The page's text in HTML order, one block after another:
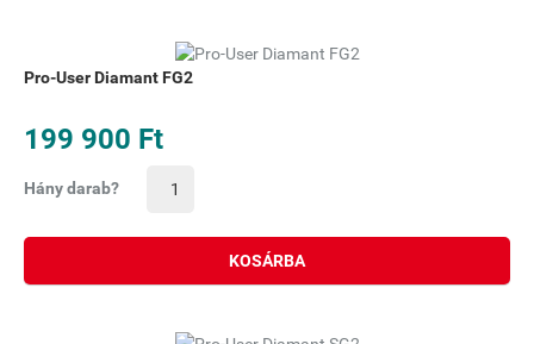
Pro-User Diamant FG2
199 900 Ft
Hány darab?
KOSÁRBA